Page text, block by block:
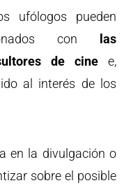
ufólogos pueden
con
las
de cinee,
al interés de los
en la divulgación o
sobre el posible